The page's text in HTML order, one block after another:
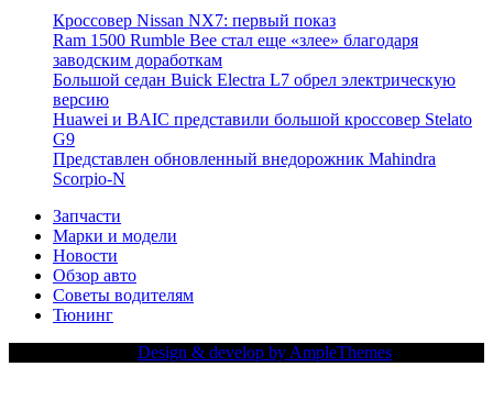
Кроссовер Nissan NX7: первый показ
Ram 1500 Rumble Bee стал еще «злее» благодаря
заводским доработкам
Большой седан Buick Electra L7 обрел электрическую
версию
Huawei и BAIC представили большой кроссовер Stelato
G9
Представлен обновленный внедорожник Mahindra
Scorpio-N
Запчасти
Марки и модели
Новости
Обзор авто
Советы водителям
Тюнинг
Design & develop by AmpleThemes